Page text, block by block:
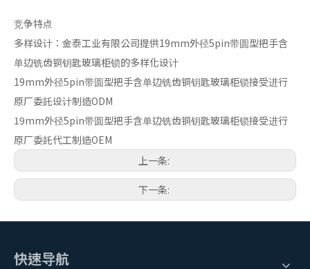
竞争特点
多样设计：金泰工业有限公司提供19mm外径5pin带圆型把手含
单边铣齿铜钥匙玻璃柜锁的多样化设计
19mm外径5pin带圆型把手含单边铣齿铜钥匙玻璃柜锁接受进行
原厂委託设计制造ODM
19mm外径5pin带圆型把手含单边铣齿铜钥匙玻璃柜锁接受进行
原厂委託代工制造OEM
上一条:
下一条:
快速导航